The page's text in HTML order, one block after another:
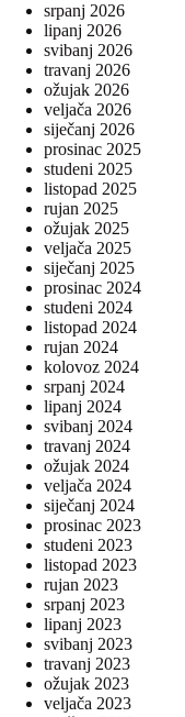
srpanj 2026
lipanj 2026
svibanj 2026
travanj 2026
ožujak 2026
veljača 2026
siječanj 2026
prosinac 2025
studeni 2025
listopad 2025
rujan 2025
ožujak 2025
veljača 2025
siječanj 2025
prosinac 2024
studeni 2024
listopad 2024
rujan 2024
kolovoz 2024
srpanj 2024
lipanj 2024
svibanj 2024
travanj 2024
ožujak 2024
veljača 2024
siječanj 2024
prosinac 2023
studeni 2023
listopad 2023
rujan 2023
srpanj 2023
lipanj 2023
svibanj 2023
travanj 2023
ožujak 2023
veljača 2023